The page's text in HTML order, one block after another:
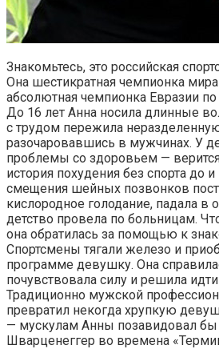
Знакомьтесь, это российская
Она шестикратная чемпионка
абсолютная чемпионка Евразии
До 16 лет Анна носила длинные
с трудом пережила
разочаровавшись в мужчинах. У
проблемы со здоровьем —
история похудения без спорта до
смещения шейных позвонков
кислородное голодание, падала в
детство провела по больницам.
она обратилась за помощью к
Спортсмены тягали железо и
программе девушку. Она
почувствовала силу и решила
Традиционно мужской
превратил некогда хрупкую
— мускулам Анны позавидовал
Шварценеггер во времена